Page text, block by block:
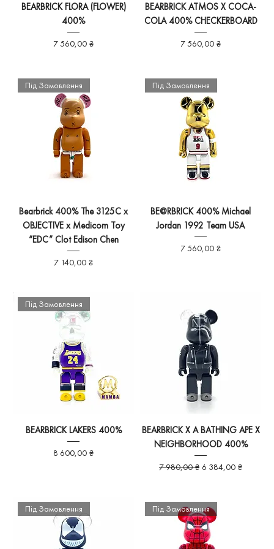
BEARBRICK FLORA (FLOWER)
400%
Ціна
7 560,00 ₴
BEARBRICK ATMOS X COCA-
COLA 400% CHECKERBOARD
Ціна
7 560,00 ₴
Під Замовлення
Bearbrick 400% The 3125C x
OBJECTIVE x Medicom Toy
“EDC” Clot Edison Chen
Ціна
7 140,00 ₴
Під Замовлення
BE@RBRICK 400% Michael
Jordan 1992 Team USA
Ціна
7 560,00 ₴
Під Замовлення
BEARBRICK LAKERS 400%
Ціна
8 600,00 ₴
BEARBRICK X A BATHING APE X
NEIGHBORHOOD 400%
Звичайна ціна
7 980,00 ₴ За розпродажем
6 384,00 ₴
Під Замовлення Під Замовлення